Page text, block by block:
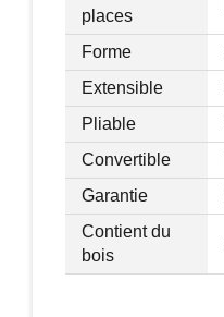
places
Forme
Extensible
Pliable
Convertible
Garantie
Contient du
bois